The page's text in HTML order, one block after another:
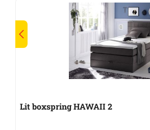
Lit boxspring HAWAII 2